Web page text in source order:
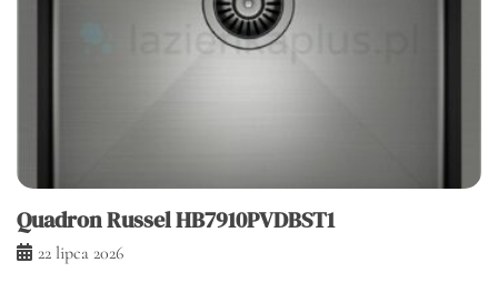
Quadron Russel HB7910PVDBST1
22 lipca 2026